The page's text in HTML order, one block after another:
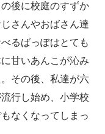
後に校庭のすずか
さんやおばさん達
るばっぽはとても
甘いあんこが沁み
その後、私達が六
行し始め、小学校
なくなってしまっ